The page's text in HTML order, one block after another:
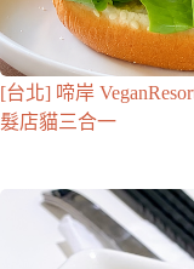
[台北] 啼岸
髮店貓三合一